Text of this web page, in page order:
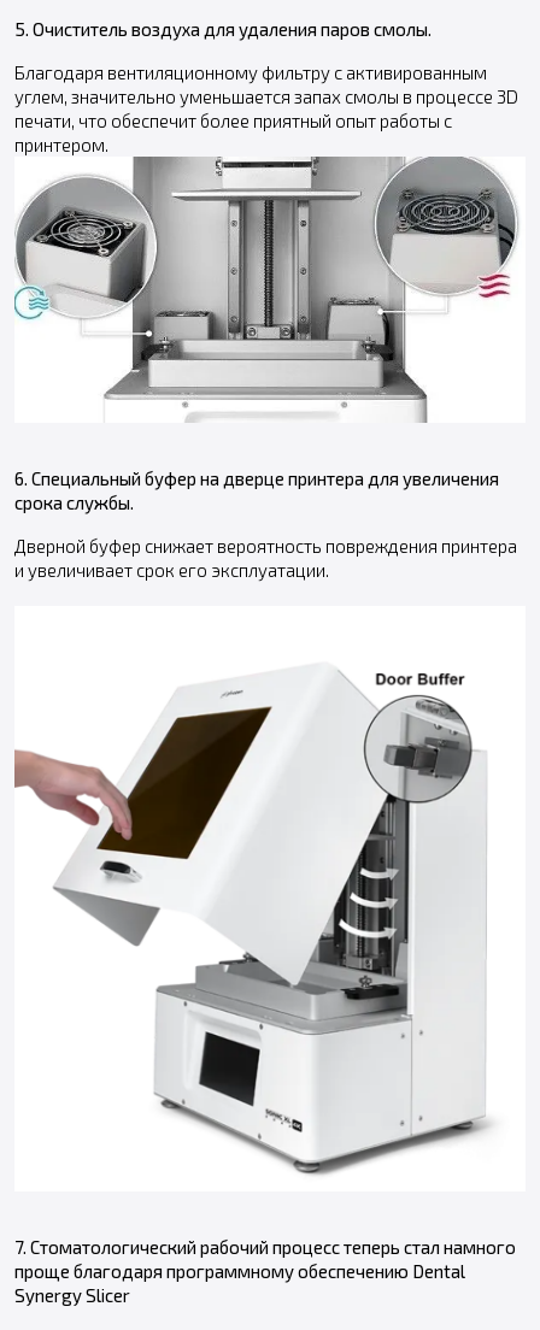
5. Очиститель воздуха для удаления паров смолы.
Благодаря вентиляционному фильтру с активированным
углем, значительно уменьшается запах смолы в процессе 3D
печати, что обеспечит более приятный опыт работы с
принтером.
6. Специальный буфер на дверце принтера для увеличения
срока службы.
Дверной буфер снижает вероятность повреждения принтера
и увеличивает срок его эксплуатации.
7. Стоматологический рабочий процесс теперь стал намного
проще благодаря программному обеспечению Dental
Synergy Slicer